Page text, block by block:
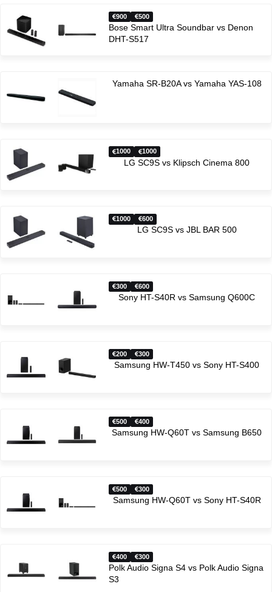
900 500
Bose Smart Ultra Soundbar vs Denon
DHT-S517
Yamaha SR-B20A vs Yamaha YAS-108
1000 1000
LG SC9S vs Klipsch Cinema 800
1000 600
LG SC9S vs JBL BAR 500
300 600
Sony HT-S40R vs Samsung Q600C
200 300
Samsung HW-T450 vs Sony HT-S400
500 400
Samsung HW-Q60T vs Samsung B650
500 300
Samsung HW-Q60T vs Sony HT-S40R
400 300
Polk Audio Signa S4 vs Polk Audio Signa
S3